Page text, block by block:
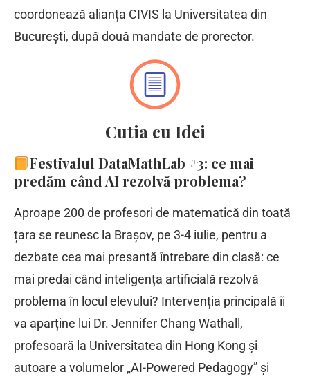
coordonează alianța CIVIS la Universitatea din
București, după două mandate de prorector.
Cutia cu Idei
Festivalul DataMathLab #3: ce mai
predăm când AI rezolvă problema?
Aproape 200 de profesori de matematică din toată
țara se reunesc la Brașov, pe 3-4 iulie, pentru a
dezbate cea mai presantă întrebare din clasă: ce
mai predai când inteligența artificială rezolvă
problema în locul elevului? Intervenția principală îi
va aparține lui Dr. Jennifer Chang Wathall,
profesoară la Universitatea din Hong Kong și
autoare a volumelor „AI-Powered Pedagogy” și